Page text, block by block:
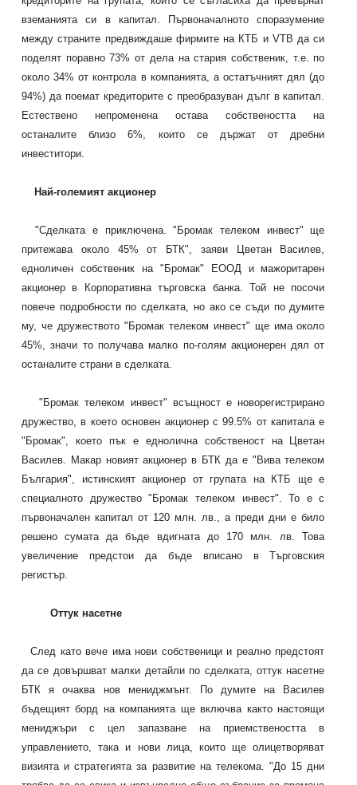
вземанията си в капитал. Първоначалното споразумение
между страните предвиждаше фирмите на КТБ и VTB да си
поделят поравно 73% oт дела на стария собственик, т.е. по
около 34% от контрола в компанията, а остатъчният дял (до
94%) да поемат кредиторите с преобразуван дълг в капитал.
Естествено непроменена остава собствеността на
останалите близо 6%, които се държат от дребни
инвеститори.
Най-големият акционер
"Сделката е приключена. "Бромак телеком инвест" ще
притежава около 45% от БТК", заяви Цветан Василев,
едноличен собственик на "Бромак" ЕООД и мажоритарен
акционер в Корпоративна търговска банка. Той не посочи
повече подробности по сделката, но ако се съди по думите
му, че дружеството "Бромак телеком инвест" ще има около
45%, значи то получава малко по-голям акционерен дял от
останалите страни в сделката.
"Бромак телеком инвест" всъщност е новорегистрирано
дружество, в което основен акционер с 99.5% от капитала е
"Бромак", което пък е еднолична собственост на Цветан
Василев. Макар новият акционер в БТК да е "Вива телеком
България", истинският акционер от групата на КТБ
ще е
специалното дружество "Бромак телеком инвест". То е с
първоначален капитал от 120 млн. лв., а преди дни е било
решено сумата да бъде вдигната до 170 млн. лв. Това
увеличение предстои да бъде вписано в Търговския
регистър.
Оттук насетне
След като вече има нови собственици и реално предстоят
да се довършват малки детайли по сделката, оттук насетне
БТК я очаква нов мениджмънт. По думите на Василев
бъдещият борд на компанията ще включва както настоящи
мениджъри с цел запазване на приемствеността в
управлението, така и нови лица, които ще олицетворяват
визията и стратегията за развитие на телекома. "До 15 дни